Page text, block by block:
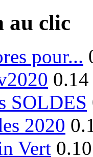
au clic
pour...
SOLDES
2020
Vert